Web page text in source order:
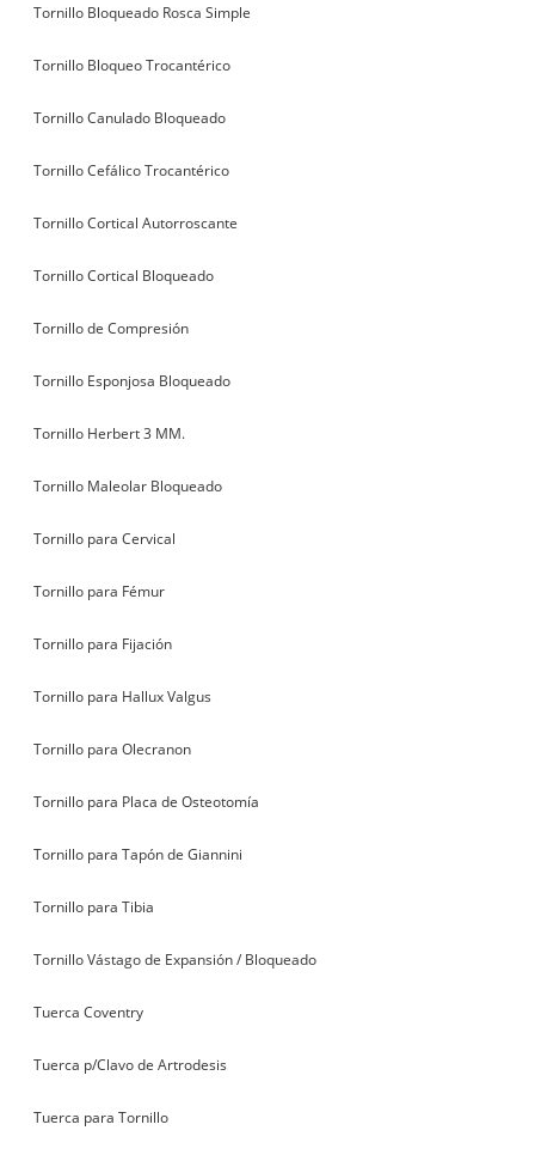
Tornillo Bloqueado Rosca Simple
Tornillo Bloqueo Trocantérico
Tornillo Canulado Bloqueado
Tornillo Cefálico Trocantérico
Tornillo Cortical Autorroscante
Tornillo Cortical Bloqueado
Tornillo de Compresión
Tornillo Esponjosa Bloqueado
Tornillo Herbert 3 MM.
Tornillo Maleolar Bloqueado
Tornillo para Cervical
Tornillo para Fémur
Tornillo para Fijación
Tornillo para Hallux Valgus
Tornillo para Olecranon
Tornillo para Placa de Osteotomía
Tornillo para Tapón de Giannini
Tornillo para Tibia
Tornillo Vástago de Expansión / Bloqueado
Tuerca Coventry
Tuerca p/Clavo de Artrodesis
Tuerca para Tornillo